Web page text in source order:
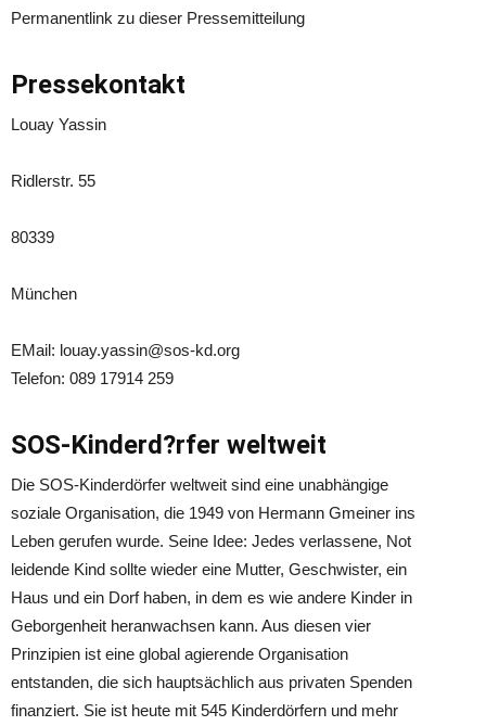
Permanentlink zu dieser Pressemitteilung
Pressekontakt
Louay Yassin
Ridlerstr. 55
80339
München
EMail: louay.yassin@sos-kd.org
Telefon: 089 17914 259
SOS-Kinderd?rfer weltweit
Die SOS-Kinderdörfer weltweit sind eine unabhängige
soziale Organisation, die 1949 von Hermann Gmeiner ins
Leben gerufen wurde. Seine Idee: Jedes verlassene, Not
leidende Kind sollte wieder eine Mutter, Geschwister, ein
Haus und ein Dorf haben, in dem es wie andere Kinder in
Geborgenheit heranwachsen kann. Aus diesen vier
Prinzipien ist eine global agierende Organisation
entstanden, die sich hauptsächlich aus privaten Spenden
finanziert. Sie ist heute mit 545 Kinderdörfern und mehr